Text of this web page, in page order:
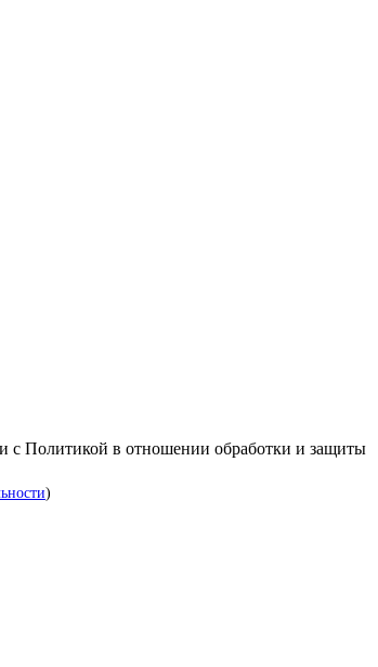
с Политикой в отношении обработки и защиты
)